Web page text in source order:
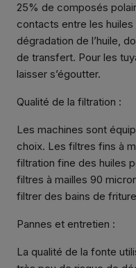
25% de composés
contacts entre les
dégradation de l’huile,
de transfert. Pour les
laisser s’égoutter.
Qualité de la filtration :
Les machines sont
choix. Les filtres fins à
filtration fine des huiles
filtres à mailles 90
filtrer des bains de
Pannes et entretien :
La qualité de la fonte